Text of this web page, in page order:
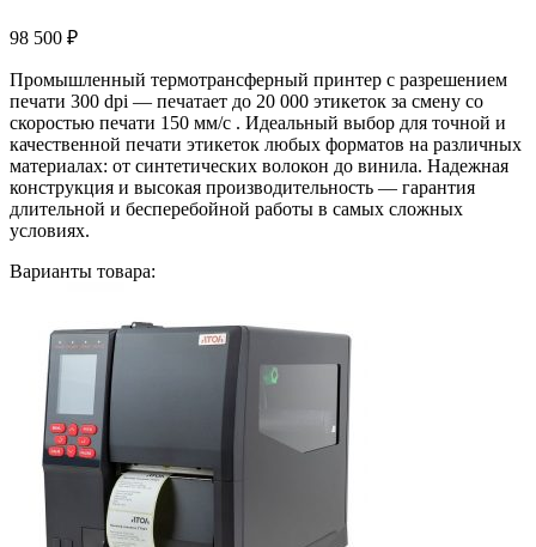
98 500 ₽
Промышленный термотрансферный принтер с разрешением
печати 300 dpi — печатает до 20 000 этикеток за смену со
скоростью печати 150 мм/с . Идеальный выбор для точной и
качественной печати этикеток любых форматов на различных
материалах: от синтетических волокон до винила. Надежная
конструкция и высокая производительность — гарантия
длительной и бесперебойной работы в самых сложных
условиях.
Варианты товара: